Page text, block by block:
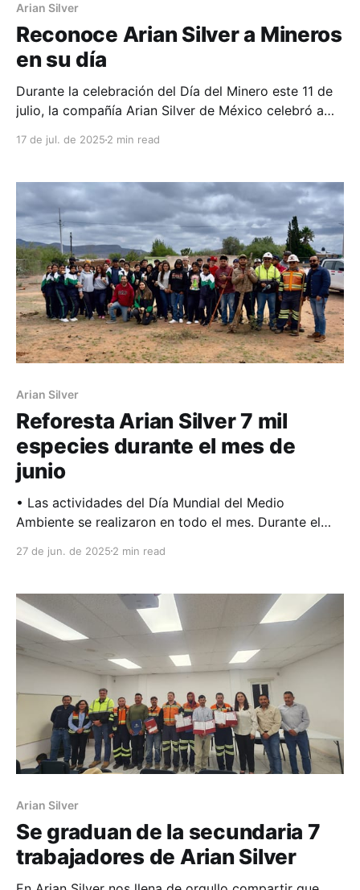
Arian Silver
Reconoce Arian Silver a Mineros
en su día
Durante la celebración del Día del Minero este 11 de
julio, la compañía Arian Silver de México celebró a
personal, una comida, rifas, música, regalos y
de la empresa, José Francisco González Trueba,
felicitó a los
17 de jul. de 2025 2 min read
Arian Silver
Reforesta Arian Silver 7 mil
especies durante el mes de
junio
• Las actividades del Día Mundial del Medio
Ambiente se realizaron en todo el mes. Durante el
actividades relacionadas al día Mundial del Medio
a cabo la reforestación de 7
27 de jun. de 2025 2 min read
Arian Silver
Se graduan de la secundaria 7
trabajadores de Arian Silver